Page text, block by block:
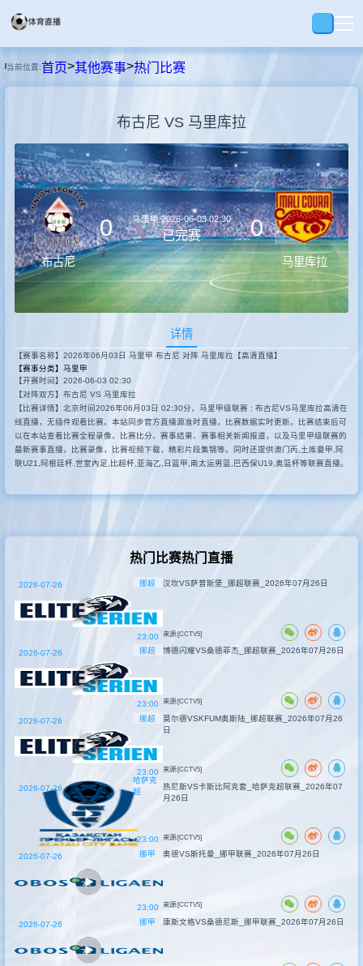
首页
足球
篮球
录播
集锦
速报
当前位置:首页>其他赛事>热门比赛
布古尼 VS 马里库拉
布古尼
0 马里甲2026-06-03 02:30
已完赛 0
马里库拉
详情
【赛事名称】2026年06月03日 马里甲 布古尼 对阵 马里库拉【高清直播】
【赛事分类】 马里甲
【开赛时间】2026-06-03 02:30
【对阵双方】布古尼 VS 马里库拉
【比赛详情】北京时间2026年06月03日 02:30分，马里甲级联赛 : 布古尼VS马里库拉高清在
线直播，无插件观看比赛。本站同步官方直播源准时直播，比赛数据实时更新。比赛结束后可
以在本站查看比赛全程录像、比赛比分、赛事结果、赛事相关新闻报道，以及马里甲级联赛的
最新赛事直播，比赛录像，比赛视频下载，精彩片段集锦等。同时还提供澳门丙,土库曼甲,阿
联U21,阿根廷杯,世室內足,比超杯,亚海乙,日篮甲,南太运男篮,巴西保U19,奥篮杯等联赛直播。
热门比赛热门直播
挪超
23:00
2026-07-26 汉坎VS萨普斯堡_挪超联赛_2026年07月26日
来源:[CCTV5]
挪超
23:00
2026-07-26 博德闪耀VS桑德菲杰_挪超联赛_2026年07月26日
来源:[CCTV5]
挪超
23:00
2026-07-26
莫尔德VSKFUM奥斯陆_挪超联赛_2026年07月26
日
来源:[CCTV5]
哈萨克
超
23:00
2026-07-26
热尼斯VS卡斯比阿克套_哈萨克超联赛_2026年07
月26日
来源:[CCTV5]
挪甲
23:00
2026-07-26 奥德VS斯托曼_挪甲联赛_2026年07月26日
来源:[CCTV5]
挪甲
2026-07-26 康斯文格VS桑德尼斯_挪甲联赛_2026年07月26日